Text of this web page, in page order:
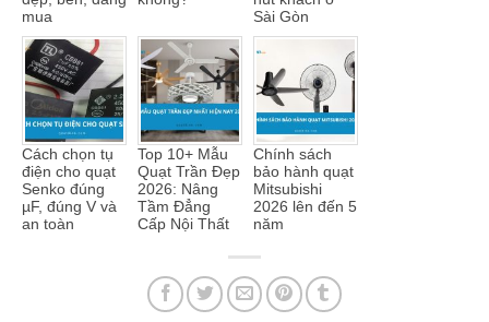
mua
Sài Gòn
Cách chọn tụ
điện cho quạt
Senko đúng
µF, đúng V và
an toàn
Top 10+ Mẫu
Quạt Trần Đẹp
2026: Nâng
Tầm Đẳng
Cấp Nội Thất
Chính sách
bảo hành quạt
Mitsubishi
2026 lên đến 5
năm